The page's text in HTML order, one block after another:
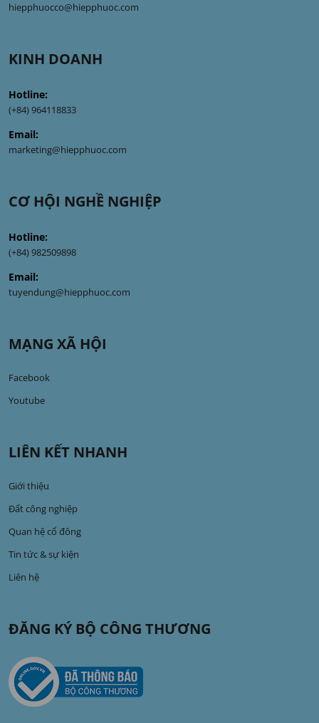
hiepphuocco@hiepphuoc.com
KINH DOANH
Hotline:
(+84) 964118833
Email:
marketing@hiepphuoc.com
CƠ HỘI NGHỀ NGHIỆP
Hotline:
(+84) 982509898
Email:
tuyendung@hiepphuoc.com
MẠNG XÃ HỘI
Facebook
Youtube
LIÊN KẾT NHANH
Giới thiệu
Đất công nghiệp
Quan hệ cổ đông
Tin tức & sự kiện
Liên hệ
ĐĂNG KÝ BỘ CÔNG THƯƠNG